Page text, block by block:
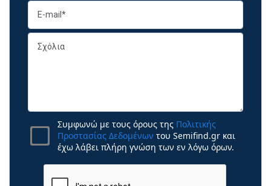
Συμφωνώ με τους όρους της Πολιτικής
Προστασίας Δεδομένων του Semifind.gr και
έχω λάβει πλήρη γνώση των εν λόγω όρων.